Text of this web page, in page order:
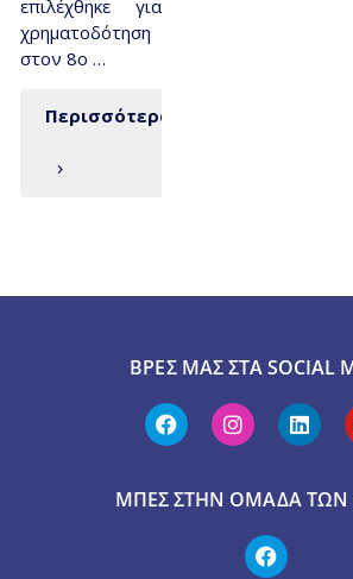
επιλέχθηκε για
χρηματοδότηση
στον 8ο …
Περισσότερα
ΒΡΕΣ ΜΑΣ ΣΤΑ SOCIAL
ΜΠΕΣ ΣΤΗΝ ΟΜΆΔΑ ΤΩΝ